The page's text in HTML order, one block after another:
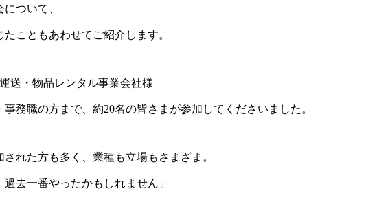
ついて、
こともあわせてご紹介します。
送・物品レンタル事業会社様
務職の方まで、約20名の皆さまが参加してくださいました。
された方も多く、業種も立場もさまざま。
過去一番やったかもしれません」